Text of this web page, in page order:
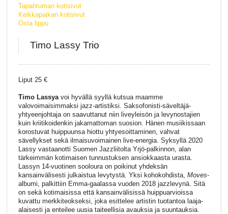
Tapahtuman kotisivut
Keikkapaikan kotisivut
Osta lippu
Timo Lassy Trio
Liput 25 €
Timo Lassyavoi hyvällä syyllä kutsua maamme
valovoimaisimmaksi jazz-artistiksi. Saksofonisti-säveltäjä-
yhtyeenjohtaja on saavuttanut niin liveyleisön ja levynostajien
kuin kriitikoidenkin jakamattoman suosion. Hänen musiikissaan
korostuvat huippuunsa hiottu yhtyesoittaminen, vahvat
sävellykset sekä ilmaisuvoimainen live-energia. Syksyllä 2020
Lassy vastaanotti Suomen Jazzliitolta Yrjö-palkinnon, alan
tärkeimmän kotimaisen tunnustuksen ansiokkaasta urasta.
Lassyn 14-vuotinen sooloura on poikinut yhdeksän
kansainvälisesti julkaistua levytystä. Yksi kohokohdista, Moves-
albumi, palkittiin Emma-gaalassa vuoden 2018 jazzlevynä. Sitä
on sekä kotimaisissa että kansainvälisissä huippuarvioissa
kuvattu merkkiteokseksi, joka esittelee artistin tuotantoa laaja-
alaisesti ja enteilee uusia taiteellisia avauksia ja suuntauksia.